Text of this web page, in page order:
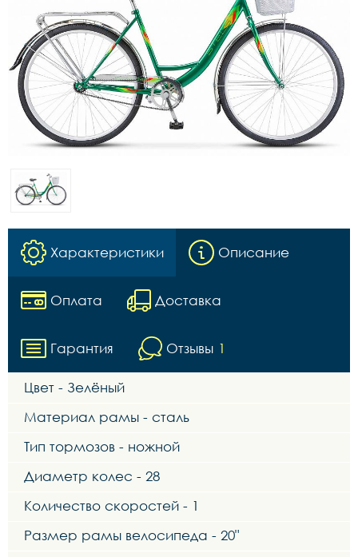
Характеристики Описание
Оплата Доставка
Гарантия Отзывы 1
Цвет - Зелёный
Материал рамы - сталь
Тип тормозов - ножной
Диаметр колес - 28
Количество скоростей - 1
Размер рамы велосипеда - 20"